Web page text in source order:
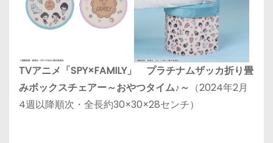
TVアニメ「SPY×FAMILY」 プラチナムザッカ折り畳
みボックスチェアー～おやつタイム♪～ （2024年2月
4週以降順次・全長約30×30×28センチ）